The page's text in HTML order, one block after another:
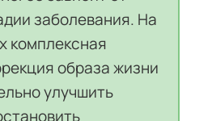
заболевания. На
комплексная
образа жизни
улучшить